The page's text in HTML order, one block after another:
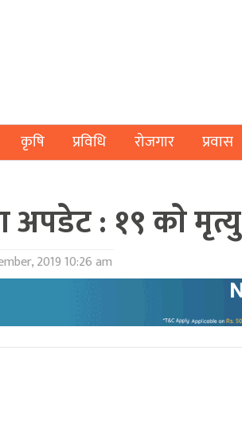
कृषि प्रविधि रोजगार प्रवास
अपडेट : १९ काे मृत्यु
2019 10:26 am